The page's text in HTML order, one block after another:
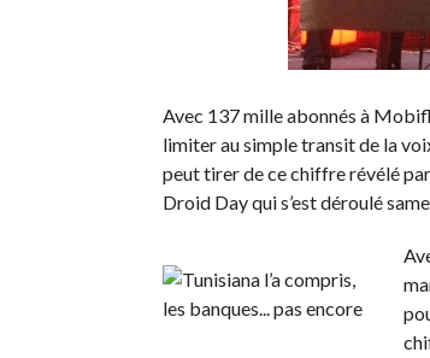
Avec 137 mille abonnés à
limiter au simple transit de la
peut tirer de ce chiffre révélé
Droid Day qui s’est déroulé